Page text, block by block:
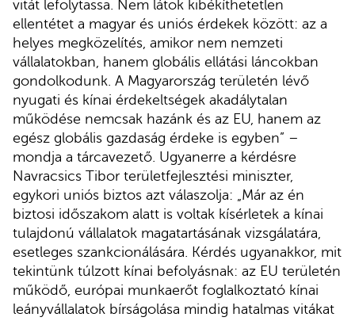
vitát lefolytassa. Nem látok kibékíthetetlen
ellentétet a magyar és uniós érdekek között: az a
helyes megközelítés, amikor nem nemzeti
vállalatokban, hanem globális ellátási láncokban
gondolkodunk. A Magyarország területén lévő
nyugati és kínai érdekeltségek akadálytalan
működése nemcsak hazánk és az EU, hanem az
egész globális gazdaság érdeke is egyben” –
mondja a tárcavezető. Ugyanerre a kérdésre
Navracsics Tibor területfejlesztési miniszter,
egykori uniós biztos azt válaszolja: „Már az én
biztosi időszakom alatt is voltak kísérletek a kínai
tulajdonú vállalatok magatartásának vizsgálatára,
esetleges szankcionálására. Kérdés ugyanakkor, mit
tekintünk túlzott kínai befolyásnak: az EU területén
működő, európai munkaerőt foglalkoztató kínai
leányvállalatok bírságolása mindig hatalmas vitákat